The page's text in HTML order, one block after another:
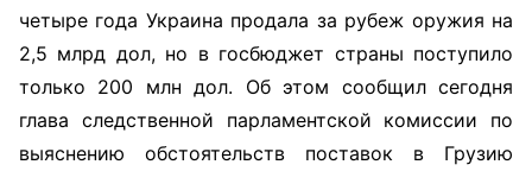
четыре года Украина продала за рубеж оружия на
2,5 млрд дол, но в госбюджет страны поступило
только 200 млн дол. Об этом сообщил сегодня
глава следственной парламентской комиссии по
выяснению обстоятельств поставок в Грузию